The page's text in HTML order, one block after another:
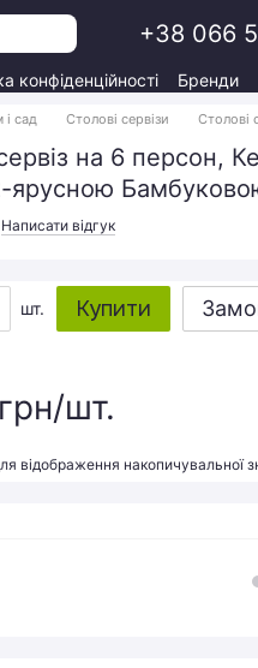
+38 066
конфіденційності Бренди
і сад Столові сервізи Столові
на 6 персон,
ярусною
Написати відгук
шт. Купити
шт.
відображення накопичувальної